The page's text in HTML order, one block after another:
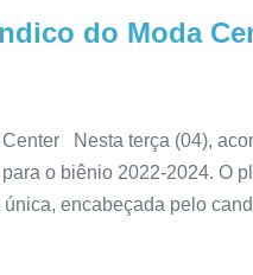
do Moda
Nesta terça (04),
o biênio 2022-2024. O
encabeçada pelo